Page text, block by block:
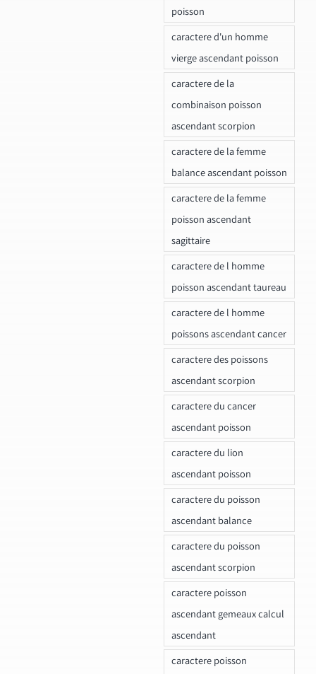
poisson
caractere d'un homme
vierge ascendant poisson
caractere de la
combinaison poisson
ascendant scorpion
caractere de la femme
balance ascendant poisson
caractere de la femme
poisson ascendant
sagittaire
caractere de l homme
poisson ascendant taureau
caractere de l homme
poissons ascendant cancer
caractere des poissons
ascendant scorpion
caractere du cancer
ascendant poisson
caractere du lion
ascendant poisson
caractere du poisson
ascendant balance
caractere du poisson
ascendant scorpion
caractere poisson
ascendant gemeaux calcul
ascendant
caractere poisson